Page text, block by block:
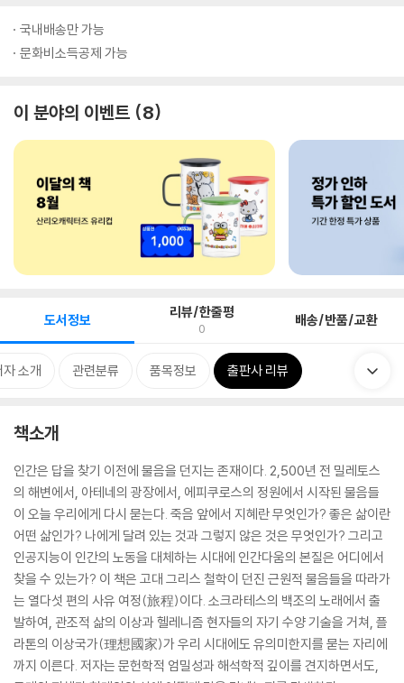
국내배송만 가능
문화비소득공제 가능
이 분야의 이벤트 8
도서정보 리뷰/한줄평
0 배송/반품/교환
자 소개 관련분류 품목정보 출판사 리뷰
책소개
인간은 답을 찾기 이전에 물음을 던지는 존재이다. 2,500년 전 밀레토스
의 해변에서, 아테네의 광장에서, 에피쿠로스의 정원에서 시작된 물음들
이 오늘 우리에게 다시 묻는다. 죽음 앞에서 지혜란 무엇인가? 좋은 삶이란
어떤 삶인가? 나에게 달려 있는 것과 그렇지 않은 것은 무엇인가? 그리고
인공지능이 인간의 노동을 대체하는 시대에 인간다움의 본질은 어디에서
찾을 수 있는가? 이 책은 고대 그리스 철학이 던진 근원적 물음들을 따라가
는 열다섯 편의 사유 여정(旅程)이다. 소크라테스의 백조의 노래에서 출
발하여, 관조적 삶의 이상과 헬레니즘 현자들의 자기 수양 기술을 거쳐, 플
라톤의 이상국가(理想國家)가 우리 시대에도 유의미한지를 묻는 자리에
까지 이른다. 저자는 문헌학적 엄밀성과 해석학적 깊이를 견지하면서도,